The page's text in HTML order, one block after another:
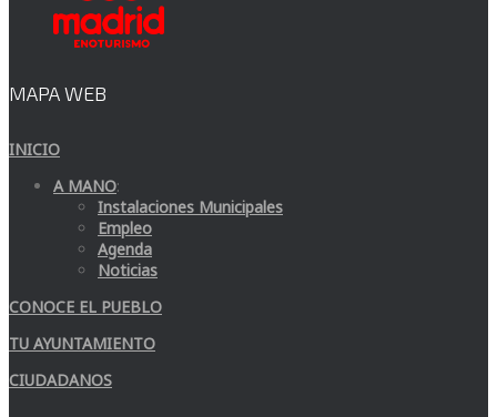
MAPA WEB
INICIO
A MANO:
Instalaciones Municipales
Empleo
Agenda
Noticias
CONOCE EL PUEBLO
TU AYUNTAMIENTO
CIUDADANOS